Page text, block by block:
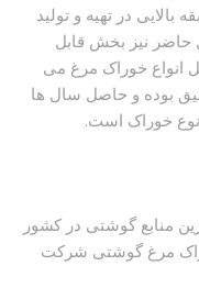
در تهیه و تولید
حاضر نیز بخش قابل
انواع خوراک مرغ می
بوده و حاصل سال ها
نوع خوراک است.
منابع گوشتی در کشور
مرغ گوشتی شرکت